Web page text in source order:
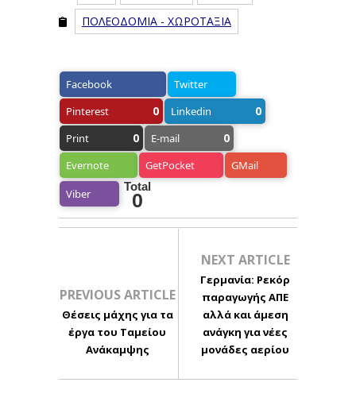
ΠΟΛΕΟΔΟΜΙΑ - ΧΩΡΟΤΑΞΙΑ
Facebook
Twitter
Pinterest
0 Linkedin 0
Print 0 E-mail 0
Evernote GetPocket GMail
Viber
Total
0
PREVIOUS ARTICLE
Θέσεις μάχης για τα
έργα του Ταμείου
Ανάκαμψης
NEXT ARTICLE
Γερμανία: Ρεκόρ
παραγωγής ΑΠΕ
αλλά και άμεση
ανάγκη για νέες
μονάδες αερίου